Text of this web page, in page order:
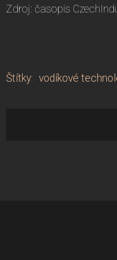
Zdroj: časopis
Štítky: vodíkové